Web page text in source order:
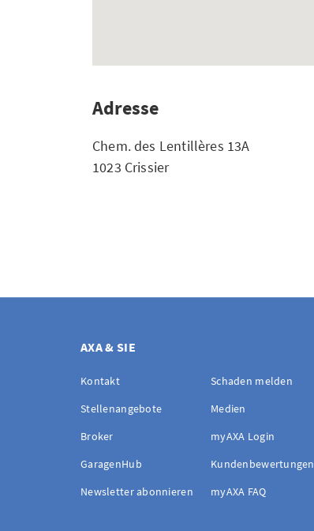
Adresse
Chem. des Lentillères 13A
1023 Crissier
AXA & SIE
Kontakt
Schaden melden
Stellenangebote
Medien
Broker
myAXA Login
GaragenHub
Kundenbewertungen
Newsletter abonnieren
myAXA FAQ